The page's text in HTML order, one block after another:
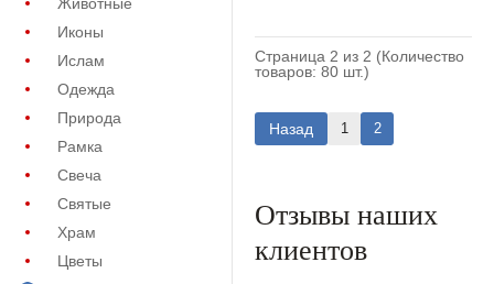
Иконы
Ислам
Одежда
Природа
Рамка
Свеча
Святые
Храм
Цветы
Страница 2 из 2 (Количество
товаров: 80 шт.)
Назад 1 2
Отзывы наших
клиентов